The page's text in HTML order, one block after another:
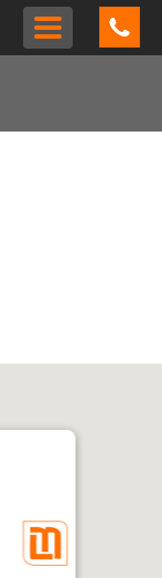
Toggle
navigation